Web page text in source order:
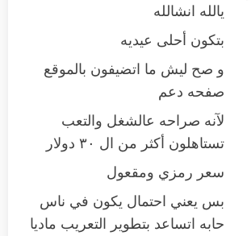
يالله انشالله
بتكون أحلى عيديه
و صح ليش ما اتضيفون بالموقع
صفحه دعم
لآنه صراحه عالشغل والتعب
تستاهلون أكثر من ال ٣٠ دولار
سعر رمزي ومقعول
بس يعني احتمال يكون في ناس
حابه اتساعد بتطوير التعريب ماديا